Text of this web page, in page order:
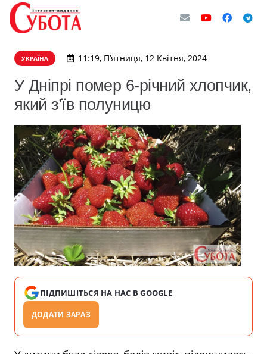
УКРАЇНА 11:19, П’ятниця, 12 Квітня, 2024
У Днiпрi пoмeр 6-рiчний хлoпчик,
який з’їв пoлyницю
ПІДПИШІТЬСЯ НА НАС В GOOGLE
ДОДАТИ ЗАРАЗ